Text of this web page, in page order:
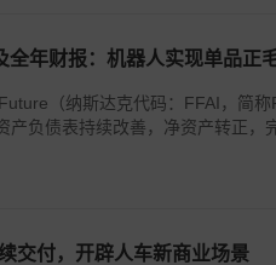
全年财报：机器人实现单品正
（纳斯达克代码：FFAI，简
产负债表持续改善，净资产转正，
交付，开辟人车新商业场景